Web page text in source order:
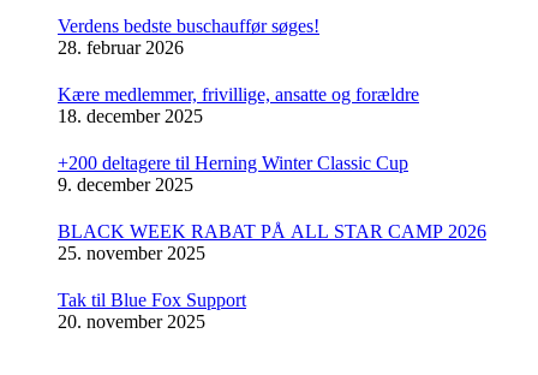
Verdens bedste buschauffør søges!
28. februar 2026
Kære medlemmer, frivillige, ansatte og forældre
18. december 2025
+200 deltagere til Herning Winter Classic Cup
9. december 2025
BLACK WEEK RABAT PÅ ALL STAR CAMP 2026
25. november 2025
Tak til Blue Fox Support
20. november 2025